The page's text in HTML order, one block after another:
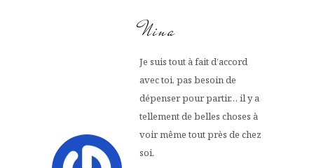
Nina
Je suis tout à fait d’accord
avec toi, pas besoin de
dépenser pour partir… il y a
tellement de belles choses à
voir même tout près de chez
soi.